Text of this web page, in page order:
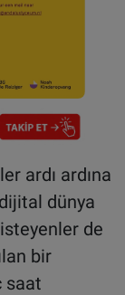
ardı ardına
dünya
de
bir
saat